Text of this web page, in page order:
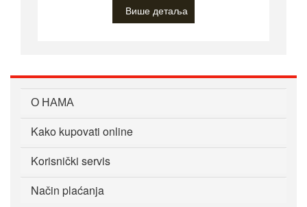
Више детаља
О НАМА
Kako kupovati online
Korisnički servis
Način plaćanja